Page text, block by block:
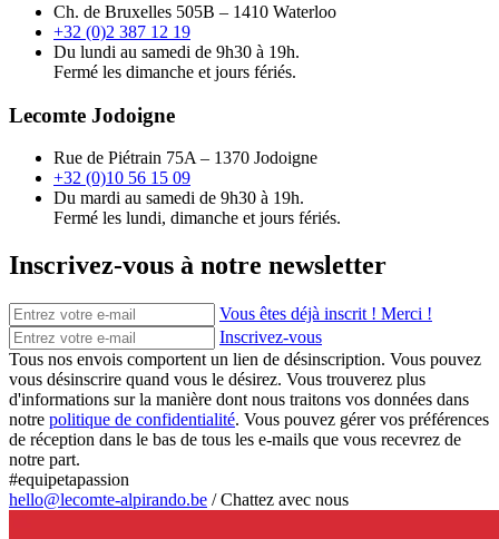
Ch. de Bruxelles 505B – 1410 Waterloo
+32 (0)2 387 12 19
Du lundi au samedi de 9h30 à 19h.
Fermé les dimanche et jours fériés.
Lecomte Jodoigne
Rue de Piétrain 75A – 1370 Jodoigne
+32 (0)10 56 15 09
Du mardi au samedi de 9h30 à 19h.
Fermé les lundi, dimanche et jours fériés.
Inscrivez-vous à notre newsletter
Vous êtes déjà inscrit ! Merci !
Inscrivez-vous
Tous nos envois comportent un lien de désinscription. Vous pouvez
vous désinscrire quand vous le désirez. Vous trouverez plus
d'informations sur la manière dont nous traitons vos données dans
notre politique de confidentialité. Vous pouvez gérer vos préférences
de réception dans le bas de tous les e-mails que vous recevrez de
notre part.
#equipetapassion
hello@lecomte-alpirando.be /Chattez avec nous